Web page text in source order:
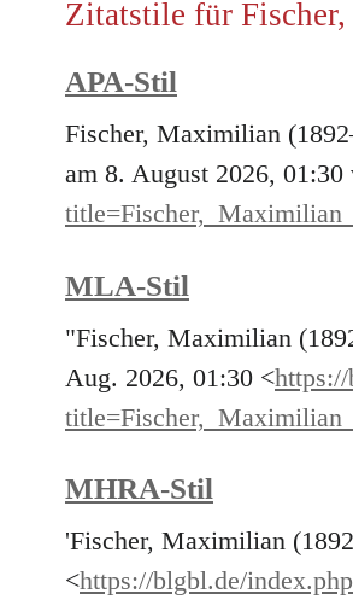
Zitatstile für
APA-Stil
Fischer, Maximilian
am 8. August 2026, 01:30
MLA-Stil
"Fischer, Maximilian
Aug. 2026, 01:30 <
MHRA-Stil
'Fischer, Maximilian
<https://blgbl.de/